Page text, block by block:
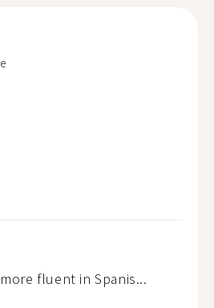
fluent in Spanis...